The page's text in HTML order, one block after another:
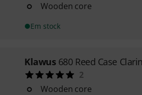
Wooden core
Em stock
Klawus 680 Reed Case
2
Wooden core